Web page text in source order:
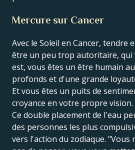
Mercure sur Cancer
Avec le Soleil en Cancer, tendre
être un peu trop autoritaire, qui
est, vous êtes un être humain
profonds et d'une grande
Et vous êtes un puits de
croyance en votre propre vision.
Ce double placement de l'eau
des personnes les plus
vers l'action du zodiaque. "Vous